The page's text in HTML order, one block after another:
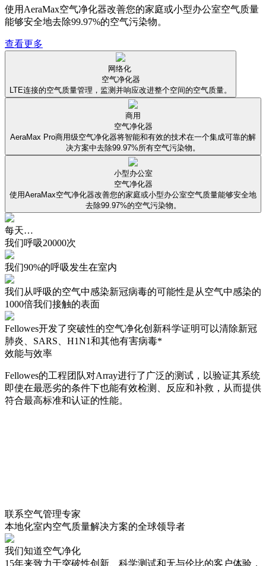
使用AeraMax空气净化器改善您的家庭或小型办公室空气质量
能够安全地去除99.97%的空气污染物。
查看更多
网络化
空气净化器
LTE连接的空气质量管理，监测并响应改进整个空间的空气质量。
商用
空气净化器
AeraMax Pro商用级空气净化器将智能和有效的技术在一个集成可靠的解
决方案中去除99.97%所有空气污染物。
小型办公室
空气净化器
使用AeraMax空气净化器改善您的家庭或小型办公室空气质量能够安全地
去除99.97%的空气污染物。
每天…
我们呼吸20000次
我们90%的呼吸发生在室内
我们从呼吸的空气中感染新冠病毒的可能性是从空气中感染的
1000倍我们接触的表面
Fellowes开发了突破性的空气净化创新科学证明可以清除新冠
肺炎、SARS、H1N1和其他有害病毒*
效能与效率
Fellowes的工程团队对Array进行了广泛的测试，以验证其系统
即使在最恶劣的条件下也能有效检测、反应和补救，从而提供
符合最高标准和认证的性能。
联系空气管理专家
本地化室内空气质量解决方案的全球领导者
我们知道空气净化
15年来致力于突破性创新、科学测试和无与伦比的客户体验，